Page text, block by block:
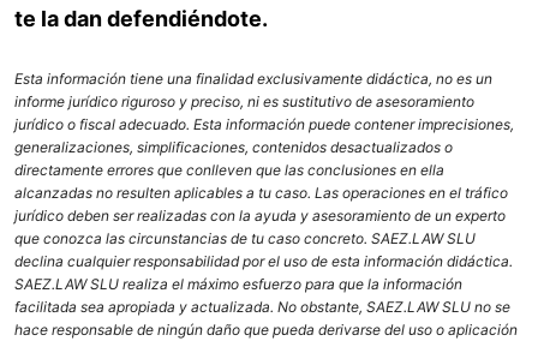
te la dan defendiéndote.
Esta información tiene una finalidad exclusivamente didáctica, no es un
informe jurídico riguroso y preciso, ni es sustitutivo de asesoramiento
jurídico o fiscal adecuado. Esta información puede contener imprecisiones,
generalizaciones, simplificaciones, contenidos desactualizados o
directamente errores que conlleven que las conclusiones en ella
alcanzadas no resulten aplicables a tu caso. Las operaciones en el tráfico
jurídico deben ser realizadas con la ayuda y asesoramiento de un experto
que conozca las circunstancias de tu caso concreto. SAEZ.LAW SLU
declina cualquier responsabilidad por el uso de esta información didáctica.
SAEZ.LAW SLU realiza el máximo esfuerzo para que la información
facilitada sea apropiada y actualizada. No obstante, SAEZ.LAW SLU no se
hace responsable de ningún daño que pueda derivarse del uso o aplicación